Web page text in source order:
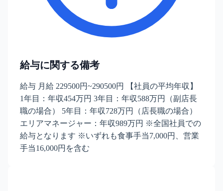
給与に関する備考
給与 月給 229500円~290500円 【社員の平均年収】
1年目：年収454万円 3年目：年収588万円（副店長
職の場合） 5年目：年収728万円（店長職の場合）
エリアマネージャー：年収989万円 ※全国社員での
給与となります ※いずれも食事手当7,000円、営業
手当16,000円を含む